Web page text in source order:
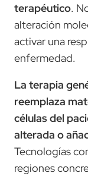
terapéutico.
alteración
activar una
enfermedad.
La terapia
reemplaza
células del
alterada o
Tecnologías
regiones